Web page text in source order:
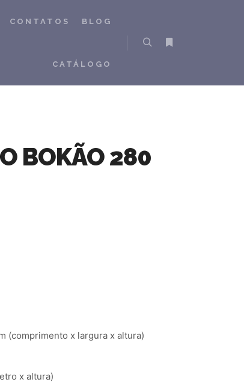
CONTATOS BLOG
CATÁLOGO
BOKÃO 280
(comprimento x largura x altura)
x altura)